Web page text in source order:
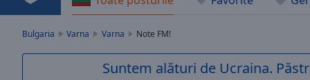
Skip
Current
Bulgaria Varna Varna Note FM!
Suntem alături de Ucraina.